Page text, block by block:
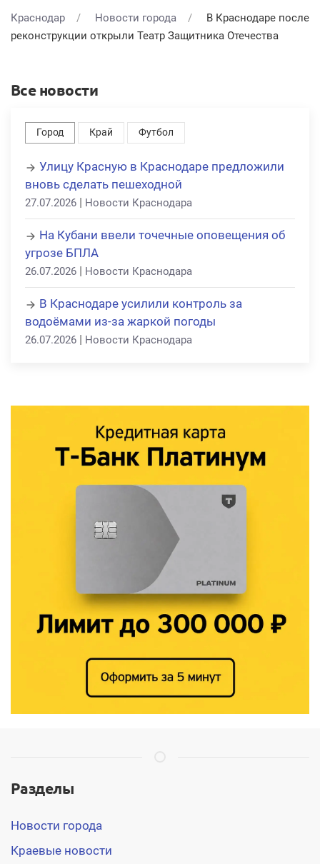
Краснодар Новости города
В Краснодаре после
реконструкции открыли Театр Защитника Отечества
Все новости
Город Край Футбол
Улицу Красную в Краснодаре предложили
вновь сделать пешеходной
27.07.2026 | Новости Краснодара
На Кубани ввели точечные оповещения об
угрозе БПЛА
26.07.2026 | Новости Краснодара
В Краснодаре усилили контроль за
водоёмами из-за жаркой погоды
26.07.2026 | Новости Краснодара
Разделы
Новости города
Краевые новости